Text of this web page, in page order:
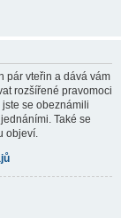
pár vteřin a dává vám
rozšířené pravomoci
se obeznámili
Také se
objeví.